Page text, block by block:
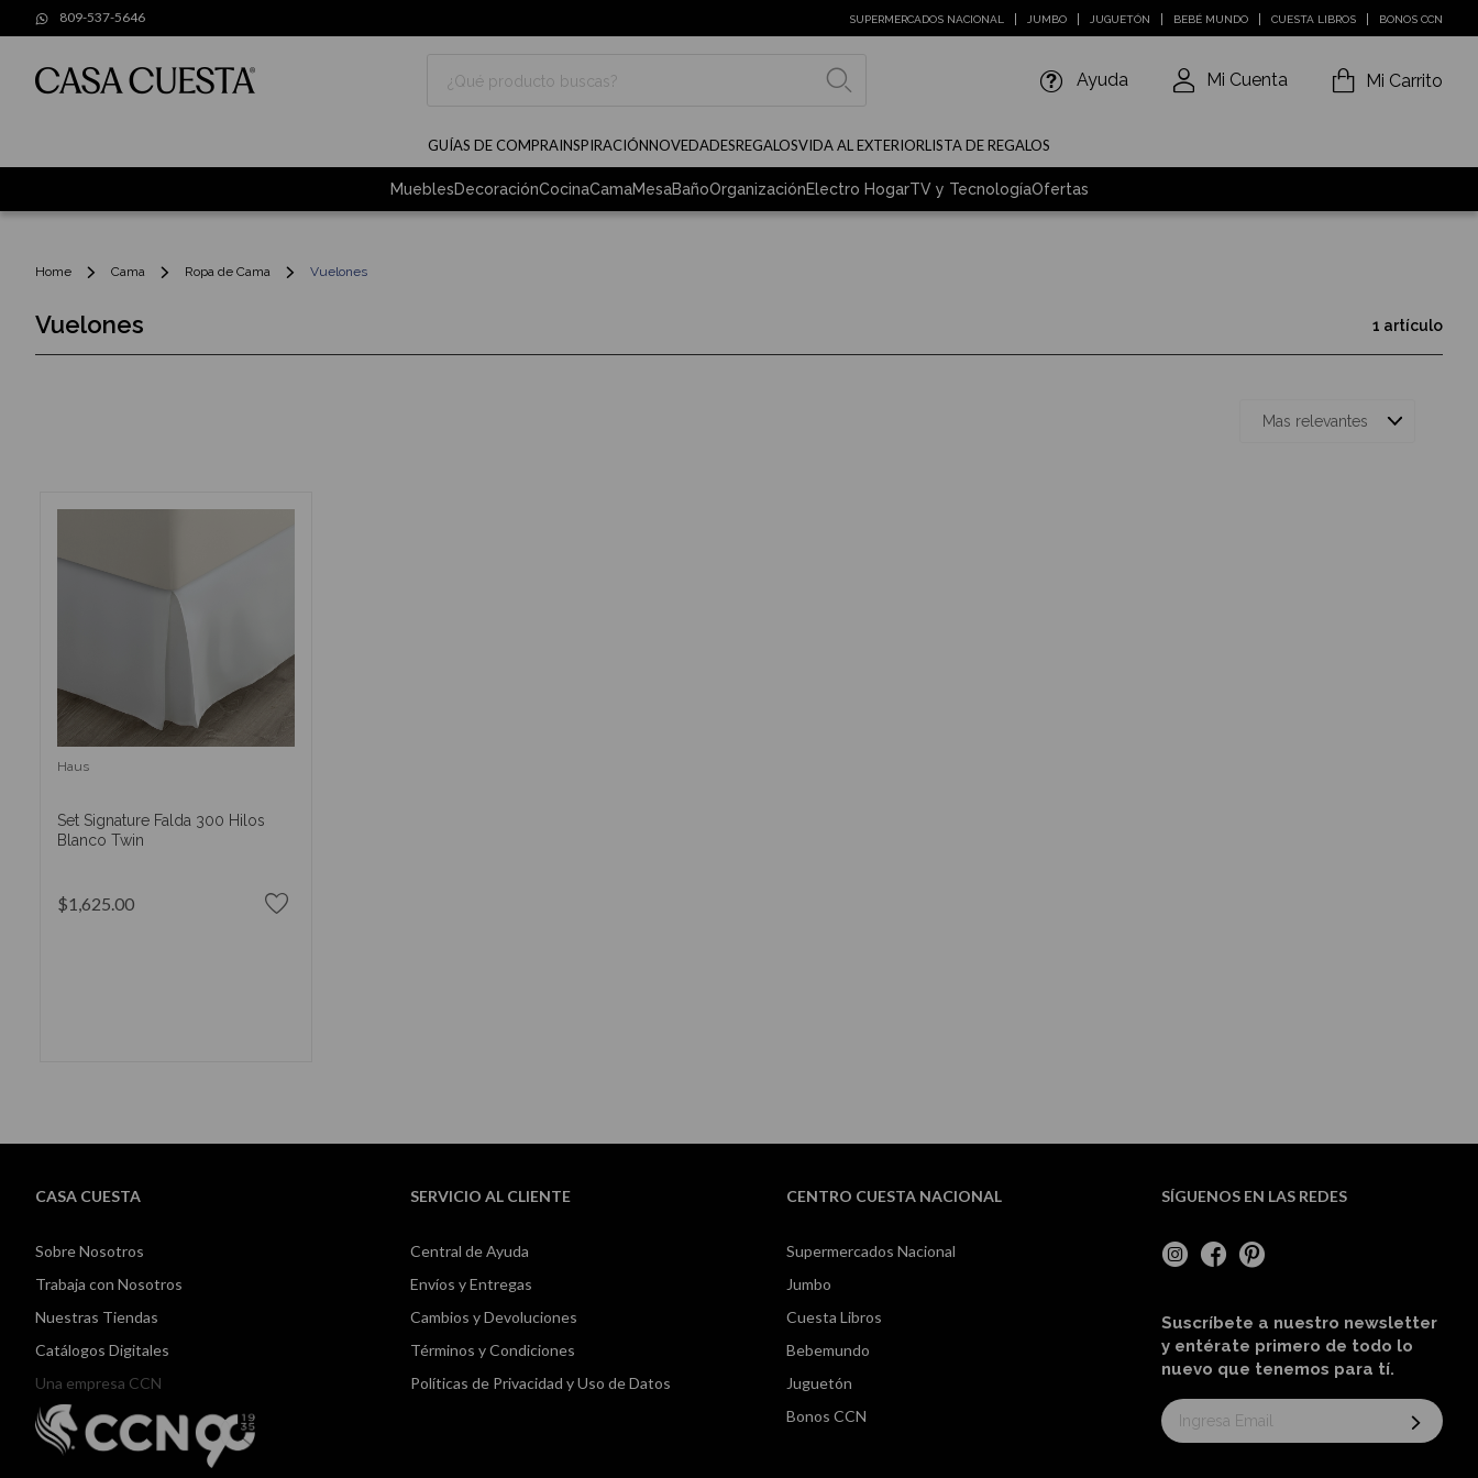
809-537-5646 SUPERMERCADOS NACIONAL JUMBO JUGUETÓN BEBÉ MUNDO CUESTA LIBROS BONOS CCN
Ayuda Mi Cuenta Mi Carrito
GUÍAS DE COMPRAINSPIRACIÓNNOVEDADESREGALOSVIDA AL EXTERIORLISTA DE REGALOS
MueblesDecoraciónCocinaCamaMesaBañoOrganizaciónElectro HogarTV y TecnologíaOfertas
Home Cama Ropa de Cama Vuelones
Vuelones 1 artículo
Haus
Set Signature Falda 300 Hilos
Blanco Twin
$1,625.00
CASA CUESTA
Sobre Nosotros
Trabaja con Nosotros
Nuestras Tiendas
Catálogos Digitales
Una empresa CCN
SERVICIO AL CLIENTE
Central de Ayuda
Envíos y Entregas
Cambios y Devoluciones
Términos y Condiciones
Políticas de Privacidad y Uso de Datos
CENTRO CUESTA NACIONAL
Supermercados Nacional
Jumbo
Cuesta Libros
Bebemundo
Juguetón
Bonos CCN
SÍGUENOS EN LAS REDES
Suscríbete a nuestro newsletter
y entérate primero de todo lo
nuevo que tenemos para tí.
Suscríbase
al